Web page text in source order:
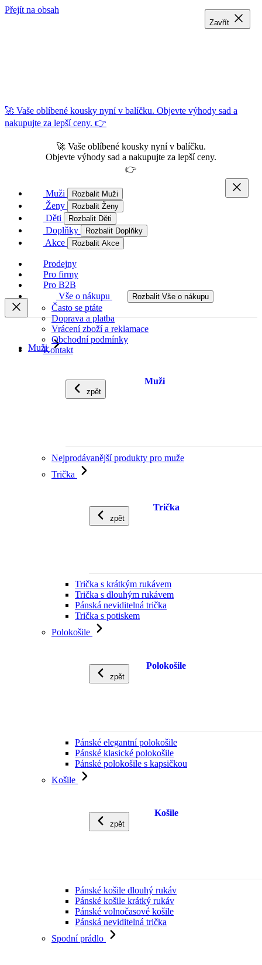
Přejít na obsah
🚀 Vaše oblíbené kousky nyní v balíčku. Objevte výhody sad a
nakupujte za lepší ceny. 👉
🚀 Vaše oblíbené kousky nyní v balíčku.
Objevte výhody sad a nakupujte za lepší ceny.
👉
Muži Rozbalit Muži
Ženy Rozbalit Ženy
Děti Rozbalit Děti
Doplňky Rozbalit Doplňky
Akce Rozbalit Akce
Prodejny
Pro firmy
Pro B2B
Vše o nákupu
Rozbalit Vše o nákupu
Často se ptáte
Doprava a platba
Vrácení zboží a reklamace
Obchodní podmínky
Kontakt
Muži
zpět
Muži
Nejprodávanější produkty pro muže
Trička
zpět
Trička
Trička s krátkým rukávem
Trička s dlouhým rukávem
Pánská neviditelná trička
Trička s potiskem
Polokošile
zpět
Polokošile
Pánské elegantní polokošile
Pánské klasické polokošile
Pánské polokošile s kapsičkou
Košile
zpět
Košile
Pánské košile dlouhý rukáv
Pánské košile krátký rukáv
Pánské volnočasové košile
Pánská neviditelná trička
Spodní prádlo
Zavřít
Zavřít
Zavřít